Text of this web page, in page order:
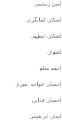
امین رستمی
اشکان کمانگری
اشکان خطیبی
اشوان
احمد سلو
احسان خواجه امیری
احسان فدایی
ایمان ابراهیمی